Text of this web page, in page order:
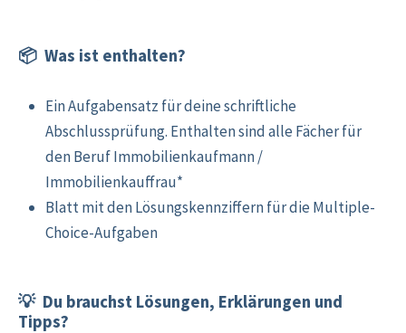
📦 Was ist enthalten?
Ein Aufgabensatz für deine schriftliche
Abschlussprüfung. Enthalten sind alle Fächer für
den Beruf Immobilienkaufmann /
Immobilienkauffrau*
Blatt mit den Lösungskennziffern für die Multiple-
Choice-Aufgaben
💡 Du brauchst Lösungen, Erklärungen und
Tipps?